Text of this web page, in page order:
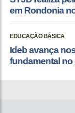
em Rondonia
EDUCAÇÃO BÁSICA
Ideb avança
fundamental